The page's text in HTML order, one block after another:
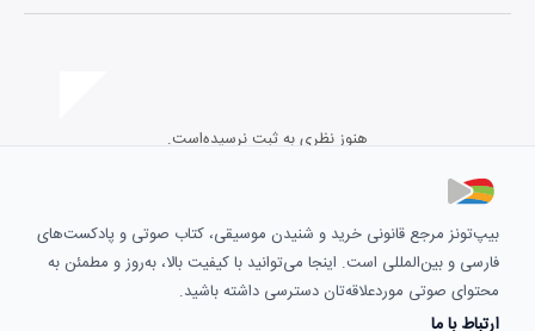
هنوز نظری به ثبت نرسیده‌است.
بیپ‌تونز مرجع قانونی خرید و شنیدن موسیقی، کتاب صوتی و پادکست‌های
فارسی و بین‌المللی است. اینجا می‌توانید با کیفیت بالا، به‌روز و مطمئن به
محتوای صوتی موردعلاقه‌تان دسترسی داشته باشید.
ارتباط با ما